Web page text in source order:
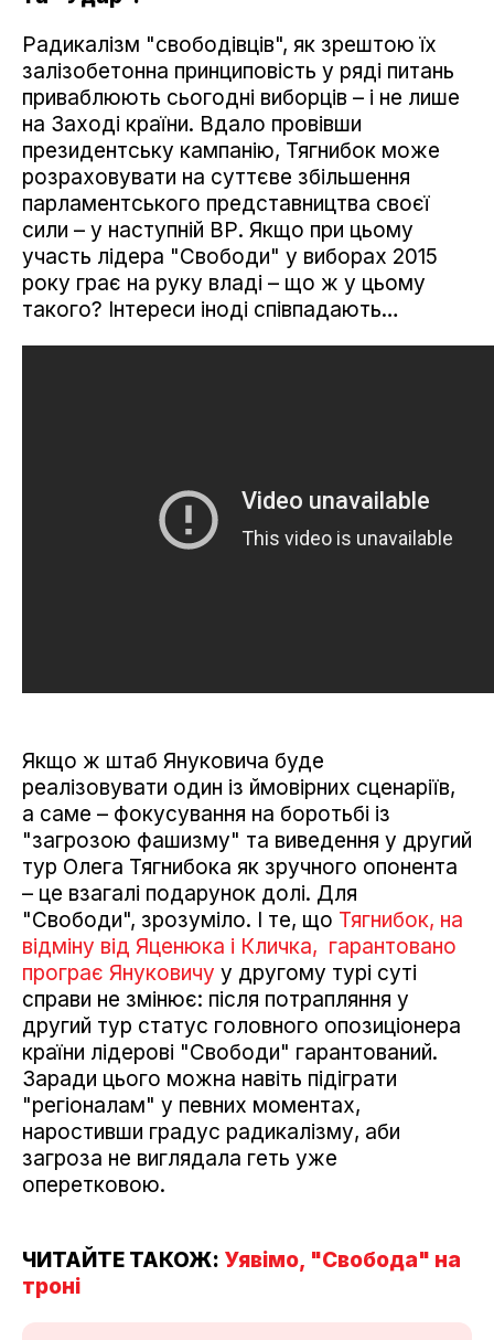
Радикалізм "свободівців", як зрештою їх
залізобетонна принциповість у ряді питань
приваблюють сьогодні виборців – і не лише
на Заході країни. Вдало провівши
президентську кампанію, Тягнибок може
розраховувати на суттєве збільшення
парламентського представництва своєї
сили – у наступній ВР. Якщо при цьому
участь лідера "Свободи" у виборах 2015
року грає на руку владі – що ж у цьому
такого? Інтереси іноді співпадають…
Якщо ж штаб Януковича буде
реалізовувати один із ймовірних сценаріїв,
а саме – фокусування на боротьбі із
"загрозою фашизму" та виведення у другий
тур Олега Тягнибока як зручного опонента
– це взагалі подарунок долі. Для
"Свободи", зрозуміло. І те, що Тягнибок, на
відміну від Яценюка і Кличка, гарантовано
програє Януковичу у другому турі суті
справи не змінює: після потрапляння у
другий тур статус головного опозиціонера
країни лідерові "Свободи" гарантований.
Заради цього можна навіть підіграти
"регіоналам" у певних моментах,
наростивши градус радикалізму, аби
загроза не виглядала геть уже
оперетковою.
ЧИТАЙТЕ ТАКОЖ: Уявімо, "Свобода" на
троні